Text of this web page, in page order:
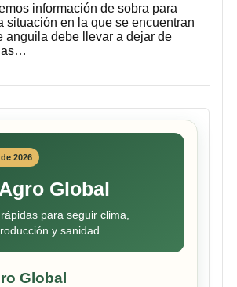
información de sobra para
situación en la que se encuentran
anguila debe llevar a dejar de
2026
Global
para seguir clima,
y sanidad.
Global